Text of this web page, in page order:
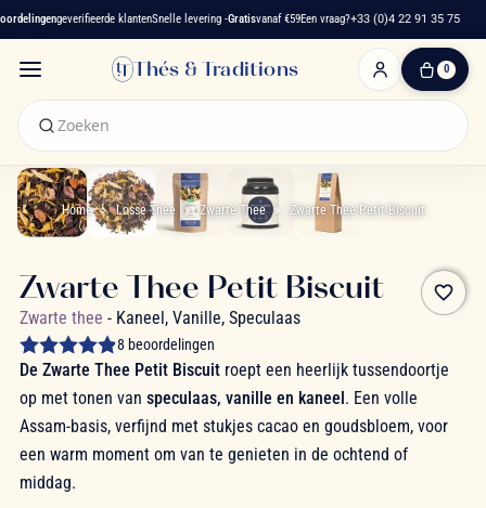
geverifieerde klantenSnelle levering -Gratisvanaf €59Een vraag?+33 (0)4 22 91 35 75
Thés & Traditions 0
0
Home Losse Thee Zwarte Thee Zwarte Thee Petit Biscuit
favorite_border
Zwarte Thee Petit Biscuit
Zwarte thee - Kaneel, Vanille, Speculaas
8 beoordelingen
De Zwarte Thee Petit Biscuitroept een heerlijk tussendoortje
op met tonen van speculaas, vanille en kaneel. Een volle
Assam-basis, verfijnd met stukjes cacao en goudsbloem, voor
een warm moment om van te genieten in de ochtend of
middag.